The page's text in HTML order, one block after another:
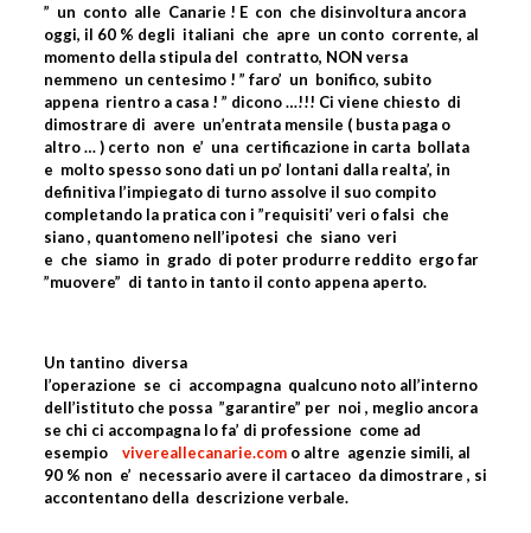
” un conto alle Canarie ! E con che disinvoltura ancora
oggi, il 60 % degli italiani che apre un conto corrente, al
momento della stipula del contratto, NON versa
nemmeno un centesimo ! ” faro’ un bonifico, subito
appena rientro a casa ! ” dicono …!!! Ci viene chiesto di
dimostrare di avere un’entrata mensile ( busta paga o
altro … ) certo non e’ una certificazione in carta bollata
e molto spesso sono dati un po’ lontani dalla realta’, in
definitiva l’impiegato di turno assolve il suo compito
completando la pratica con i ”requisiti’ veri o falsi che
siano , quantomeno nell’ipotesi che siano veri
e che siamo in grado di poter produrre reddito ergo far
”muovere” di tanto in tanto il conto appena aperto.
Un tantino diversa
l’operazione se ci accompagna qualcuno noto all’interno
dell’istituto che possa ”garantire” per noi , meglio ancora
se chi ci accompagna lo fa’ di professione come ad
esempio
vivereallecanarie.como altre agenzie simili, al
90 % non e’ necessario avere il cartaceo da dimostrare , si
accontentano della descrizione verbale.